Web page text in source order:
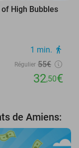
High Bubbles
1 min. directions_walk
Régulier 55€
32,50€
de Amiens: